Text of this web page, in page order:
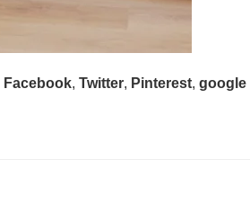
Facebook, Twitter, Pinterest, google